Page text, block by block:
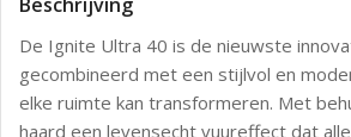
De Ignite Ultra 40 is de nieuwste
gecombineerd met een stijlvol en
elke ruimte kan transformeren. Met
haard een levensecht vuureffect dat